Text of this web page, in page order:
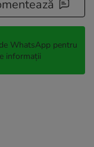
WhatsApp pentru
informații